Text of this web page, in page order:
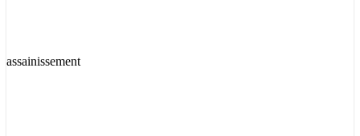
assainissement